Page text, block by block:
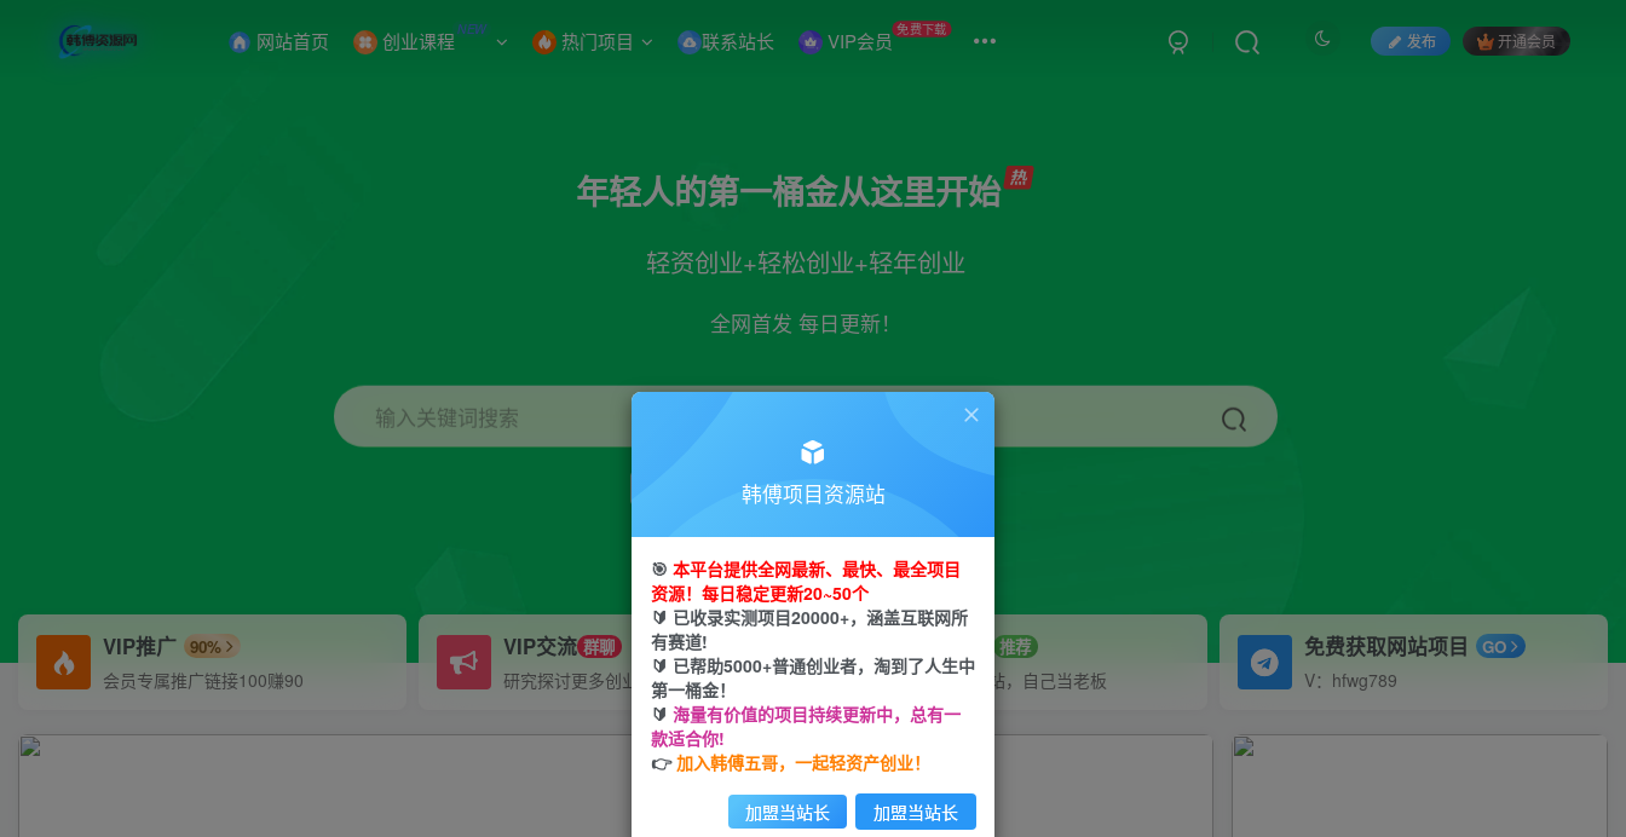
网站首页 创业课程 NEW 热门项目 联系站长 VIP会员 免费下载
发布 开通会员
年轻人的第一桶金从这里开始
轻资创业+轻松创业+轻年创业
全网首发 每日更新！
输入关键词搜索
直播 小红书 电商
VIP推广 90%
会员专属推广链接100赚90
VIP交流 群聊
研究探讨更多创业项目路子。
推荐
搭建同款网站，自己当老板
免费获取网站项目 GO
V：hfwg789
韩傅项目资源站
🎯 本平台提供全网最新、最快、最全项目
资源！每日稳定更新20~50个
🔰 已收录实测项目20000+，涵盖互联网所
有赛道!
🔰 已帮助5000+普通创业者，淘到了人生中
第一桶金！
🔰 海量有价值的项目持续更新中，总有一
款适合你!
👉加入韩傅五哥，一起轻资产创业！
加盟当站长 加盟当站长